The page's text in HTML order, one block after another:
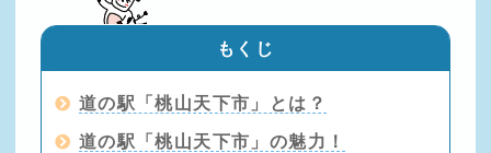
もくじ
道の駅「桃山天下市」とは？
道の駅「桃山天下市」の魅力！